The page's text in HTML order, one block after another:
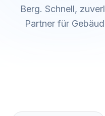
Berg. Schnell,
Partner für